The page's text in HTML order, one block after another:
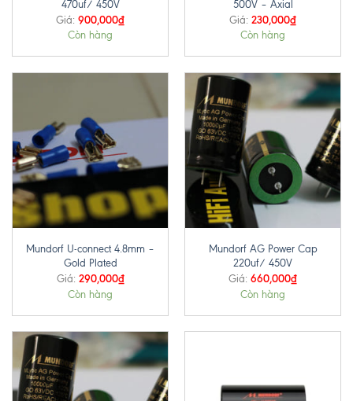
470uf/ 450V
Giá: 900,000₫
Còn hàng
500V – Axial
Giá: 230,000₫
Còn hàng
Mundorf U-connect 4.8mm –
Gold Plated
Giá: 290,000₫
Còn hàng
Mundorf AG Power Cap
220uf/ 450V
Giá: 660,000₫
Còn hàng